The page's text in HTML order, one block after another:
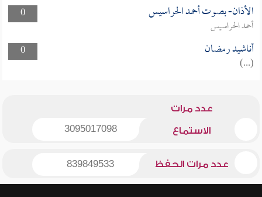
0
الأذان- بصوت أحمد الحراسيس
أحمد الحراسيس
0
أناشيد رمضان
(...)
عدد مرات
الاستماع 3095017098
عدد مرات الحفظ 839849533